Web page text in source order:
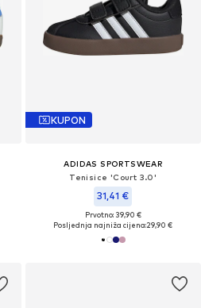
KUPON
ADIDAS SPORTSWEAR
Tenisice 'Court 3.0'
31,41 €
Prvotno: 39,90 €
Posljednja najniža cijena:29,90 €